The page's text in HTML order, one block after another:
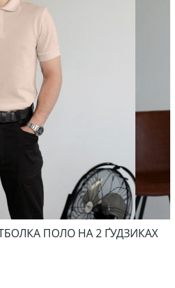
ПОЛО НА 2 ҐУДЗИКАХ